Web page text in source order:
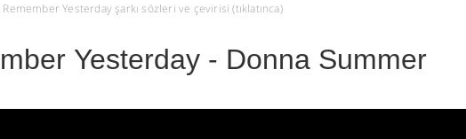
Yesterday şarkı sözleri ve çevirisi (tıklatınca)
Yesterday - Donna Summer